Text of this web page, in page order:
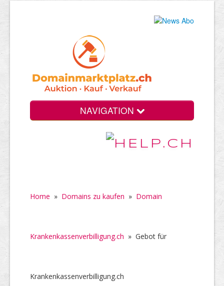
NAVIGATION
Home » Domains zu kaufen » Domain
Krankenkassenverbilligung.ch » Gebot für
Krankenkassenverbilligung.ch